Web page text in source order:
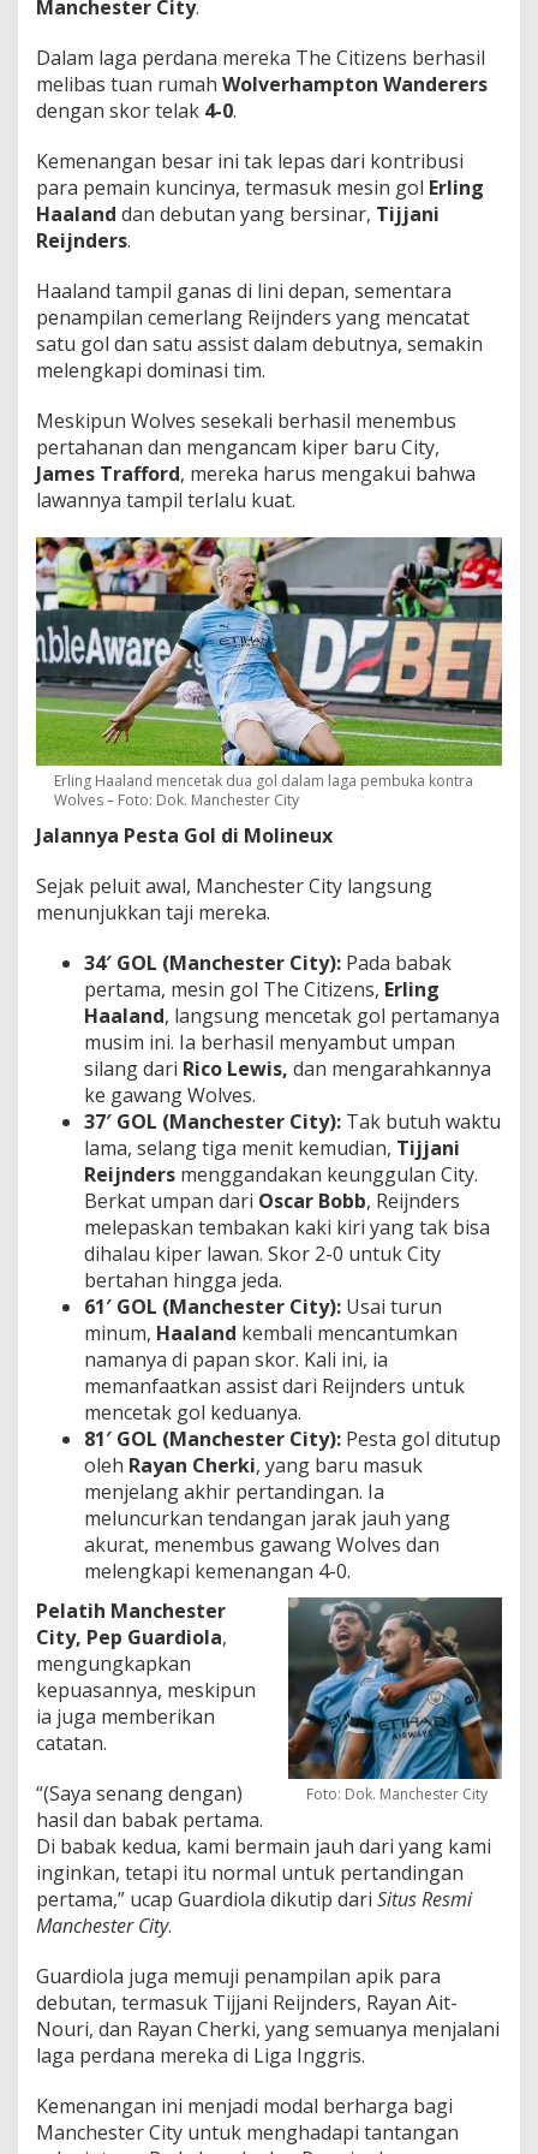
k
a
Manchester City.
Dalam laga perdana mereka The Citizens berhasil
melibas tuan rumah Wolverhampton Wanderers
dengan skor telak 4-0.
Kemenangan besar ini tak lepas dari kontribusi
para pemain kuncinya, termasuk mesin gol Erling
Haaland dan debutan yang bersinar, Tijjani
Reijnders.
Haaland tampil ganas di lini depan, sementara
penampilan cemerlang Reijnders yang mencatat
satu gol dan satu assistdalam debutnya, semakin
melengkapi dominasi tim.
Meskipun Wolves sesekali berhasil menembus
pertahanan dan mengancam kiper baru City,
James Trafford, mereka harus mengakui bahwa
lawannya tampil terlalu kuat.
Erling Haaland mencetak dua gol dalam laga pembuka kontra
Wolves – Foto: Dok. Manchester City
Jalannya Pesta Gol di Molineux
Sejak peluit awal, Manchester City langsung
menunjukkan taji mereka.
34′ GOL (Manchester City): Pada babak
pertama, mesin gol The Citizens, Erling
Haaland, langsung mencetak gol pertamanya
musim ini. Ia berhasil menyambut umpan
silang dari Rico Lewis, dan mengarahkannya
ke gawang Wolves.
37′ GOL (Manchester City): Tak butuh waktu
lama, selang tiga menit kemudian, Tijjani
Reijnders menggandakan keunggulan City.
Berkat umpan dari Oscar Bobb, Reijnders
melepaskan tembakan kaki kiri yang tak bisa
dihalau kiper lawan. Skor 2-0 untuk City
bertahan hingga jeda.
61′ GOL (Manchester City): Usai turun
minum, Haaland kembali mencantumkan
namanya di papan skor. Kali ini, ia
memanfaatkan assistdari Reijnders untuk
mencetak gol keduanya.
81′ GOL (Manchester City): Pesta gol ditutup
oleh Rayan Cherki, yang baru masuk
menjelang akhir pertandingan. Ia
meluncurkan tendangan jarak jauh yang
akurat, menembus gawang Wolves dan
melengkapi kemenangan 4-0.
Foto: Dok. Manchester City
Pelatih Manchester
City, Pep Guardiola,
mengungkapkan
kepuasannya, meskipun
ia juga memberikan
catatan.
“(Saya senang dengan)
hasil dan babak pertama.
Di babak kedua, kami bermain jauh dari yang kami
inginkan, tetapi itu normal untuk pertandingan
pertama,” ucap Guardiola dikutip dari Situs Resmi
Manchester City.
Guardiola juga memuji penampilan apik para
debutan, termasuk Tijjani Reijnders, Rayan Ait-
Nouri, dan Rayan Cherki, yang semuanya menjalani
laga perdana mereka di Liga Inggris.
Kemenangan ini menjadi modal berharga bagi
Manchester City untuk menghadapi tantangan